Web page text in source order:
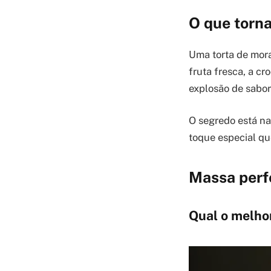
O que
Uma torta de
fruta fresca, a
explosão de
O segredo está
toque especial
Massa
Qual o